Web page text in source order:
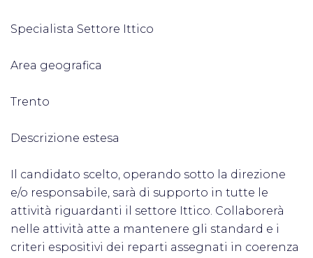
Specialista Settore Ittico
Area geografica
Trento
Descrizione estesa
Il candidato scelto, operando sotto la direzione
e/o responsabile, sarà di supporto in tutte le
attività riguardanti il settore Ittico. Collaborerà
nelle attività atte a mantenere gli standard e i
criteri espositivi dei reparti assegnati in coerenza